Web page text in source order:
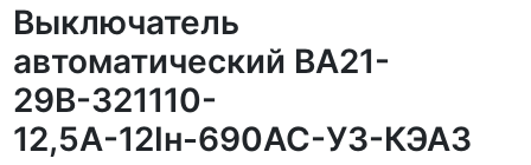
Выключатель
автоматический ВА21-
29В-321110-
12,5А-12Iн-690AC-У3-КЭАЗ